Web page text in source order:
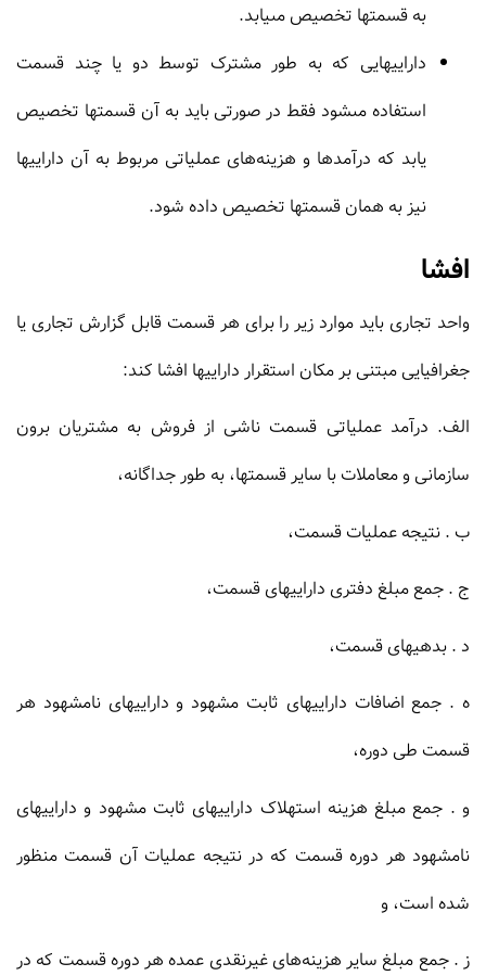
به قسمتها تخصیص مى‏یابد.
داراییهایى که به طور مشترک توسط دو یا چند قسمت
استفاده مى‏شود فقط در صورتى باید به آن قسمتها تخصیص
یابد که درآمدها و هزینه‏‌هاى عملیاتى مربوط به آن داراییها
نیز به همان قسمتها تخصیص داده شود.
افشا
واحد تجارى باید موارد زیر را براى هر قسمت قابل گزارش تجارى یا
جغرافیایى مبتنى بر مکان استقرار داراییها افشا کند:
الف. درآمد عملیاتى قسمت ناشى از فروش به مشتریان برون
سازمانى و معاملات با سایر قسمتها، به طور جداگانه،
ب . نتیجه عملیات قسمت،
ج . جمع مبلغ دفترى داراییهاى قسمت،
د . بدهیهاى قسمت،
ه . جمع اضافات داراییهاى ثابت مشهود و داراییهاى نامشهود هر
قسمت طى دوره،
و . جمع مبلغ هزینه استهلاک داراییهاى ثابت مشهود و داراییهاى
نامشهود هر دوره قسمت که در نتیجه عملیات آن قسمت منظور
شده است، و
ز . جمع مبلغ سایر هزینه‏‌هاى غیرنقدى عمده هر دوره قسمت که در